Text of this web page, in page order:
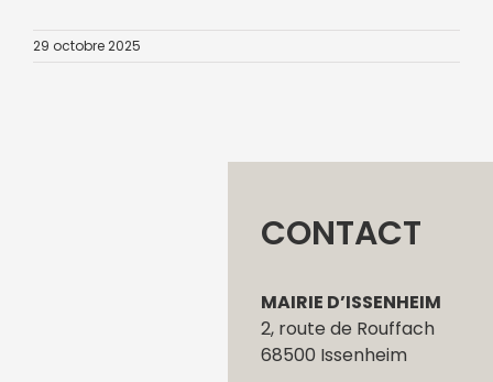
29 octobre 2025
CONTACT
MAIRIE D’ISSENHEIM
2, route de Rouffach
68500 Issenheim